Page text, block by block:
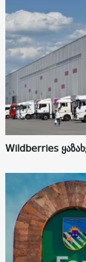
Wildberries